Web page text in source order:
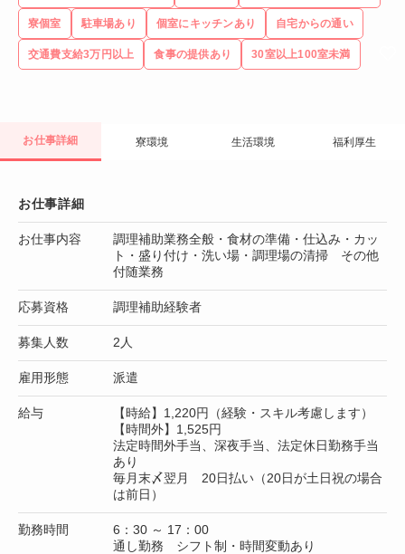
寮個室 駐車場あり 個室にキッチンあり 自宅からの通い
交通費支給3万円以上 食事の提供あり 30室以上100室未満
お仕事詳細 寮環境 生活環境 福利厚生
お仕事詳細
お仕事内容
調理補助業務全般・食材の準備・仕込み・カッ
ト・盛り付け・洗い場・調理場の清掃 その他
付随業務
応募資格 調理補助経験者
募集人数 2人
雇用形態 派遣
給与
【時給】1,220円（経験・スキル考慮します）
【時間外】1,525円
法定時間外手当、深夜手当、法定休日勤務手当
あり
毎月末〆翌月 20日払い（20日が土日祝の場合
は前日）
勤務時間
6：30 ～ 17：00
通し勤務 シフト制・時間変動あり